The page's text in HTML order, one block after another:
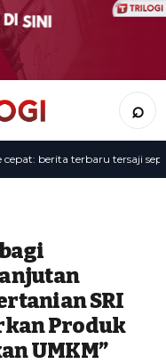
⌕
berita terbaru tersaji
SRI
Produk
UMKM”